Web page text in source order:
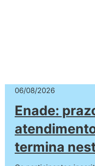
06/08/2026
Enade:
termina